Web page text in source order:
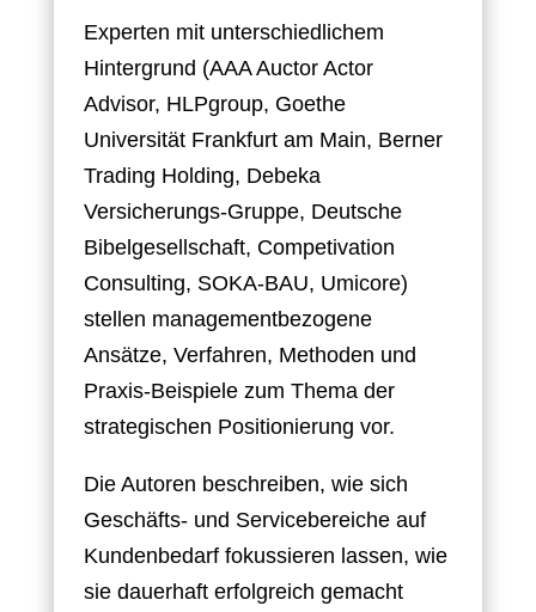
Experten mit unterschiedlichem
Hintergrund (AAA Auctor Actor
Advisor, HLPgroup, Goethe
Universität Frankfurt am Main, Berner
Trading Holding, Debeka
Versicherungs-Gruppe, Deutsche
Bibelgesellschaft, Competivation
Consulting, SOKA-BAU, Umicore)
stellen managementbezogene
Ansätze, Verfahren, Methoden und
Praxis-Beispiele zum Thema der
strategischen Positionierung vor.
Die Autoren beschreiben, wie sich
Geschäfts- und Servicebereiche auf
Kundenbedarf fokussieren lassen, wie
sie dauerhaft erfolgreich gemacht